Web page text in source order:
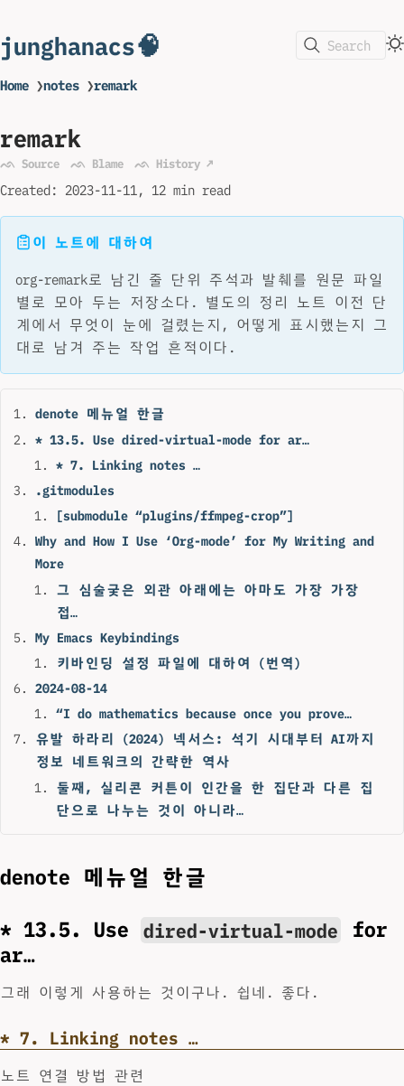
junghanacs🧠 Search
Home ❯notes ❯remark
remark
ᨒ Source ᨒ Blame ᨒ History ↗
Created: 2023-11-11 12 min read
이 노트에 대하여
org-remark로 남긴 줄 단위 주석과 발췌를 원문 파일
별로 모아 두는 저장소다. 별도의 정리 노트 이전 단
계에서 무엇이 눈에 걸렸는지, 어떻게 표시했는지 그
대로 남겨 주는 작업 흔적이다.
denote 메뉴얼 한글
* 13.5. Use dired-virtual-mode for ar…
* 7. Linking notes …
.gitmodules
[submodule “plugins/ffmpeg-crop”]
Why and How I Use ‘Org-mode’ for My Writing and
More
그 심술궂은 외관 아래에는 아마도 가장 가장
접…
My Emacs Keybindings
키바인딩 설정 파일에 대하여 (번역)
2024-08-14
“I do mathematics because once you prove…
유발 하라리 (2024) 넥서스: 석기 시대부터 AI까지
정보 네트워크의 간략한 역사
둘째, 실리콘 커튼이 인간을 한 집단과 다른 집
단으로 나누는 것이 아니라…
denote 메뉴얼 한글
* 13.5. Use dired-virtual-mode
for
ar…
그래 이렇게 사용하는 것이구나. 쉽네. 좋다.
* 7. Linking notes …
노트 연결 방법 관련